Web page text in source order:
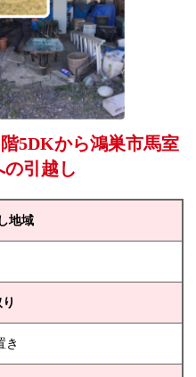
5DKから鴻巣市馬室
引越し
地域
き